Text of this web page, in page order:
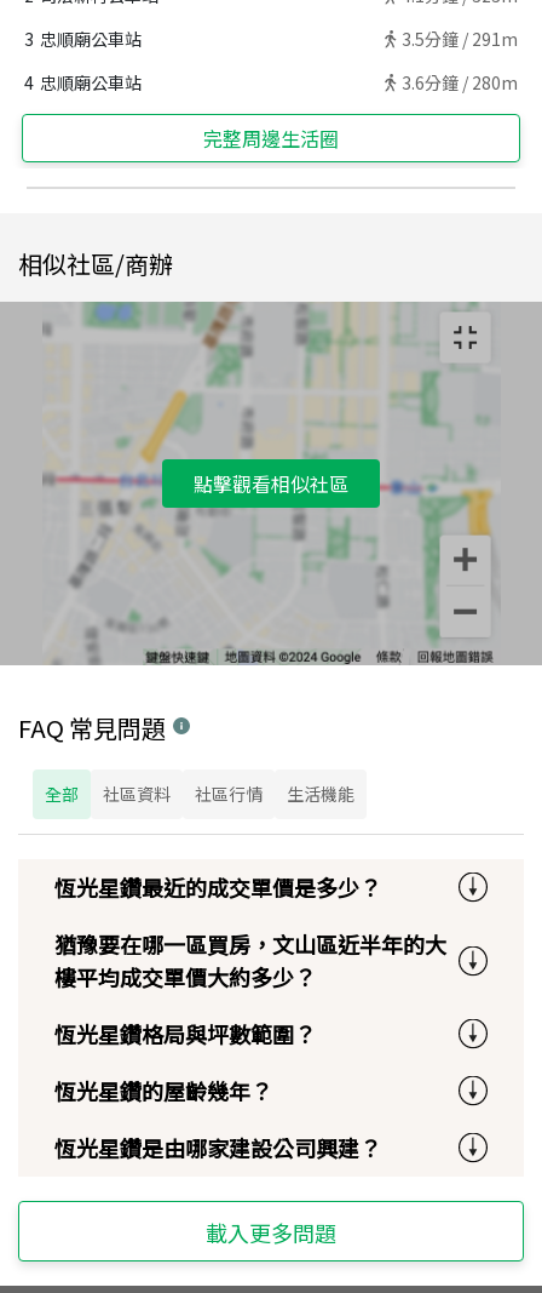
3 忠順廟公車站 3.5分鐘 / 291m
4 忠順廟公車站 3.6分鐘 / 280m
完整周邊生活圈
相似社區/商辦
點擊觀看相似社區
FAQ 常見問題
全部 社區資料 社區行情 生活機能
恆光星鑽最近的成交單價是多少？
猶豫要在哪一區買房，文山區近半年的大
樓平均成交單價大約多少？
恆光星鑽格局與坪數範圍？
恆光星鑽的屋齡幾年？
恆光星鑽是由哪家建設公司興建？
載入更多問題